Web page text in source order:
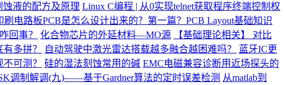
蚀液的配方及原理 Linux C编程 | 从0实现telnet获取程序终端控制权
刷电路板PCB是怎么设计出来的？第一篇？PCB Layout基础知识
回事？ 化合物芯片的外延材料—MO源
【基础理论相关】 对比
多拼？ 自动驾驶中激光雷达搭载越多融合越困难吗？
蓝牙IC更
可测？ 硅的湿法刻蚀常用的碱 EMC电磁兼容诊断用近场探头的
调制解调(九)——基于Gardner算法的定时误差检测 从matlab到